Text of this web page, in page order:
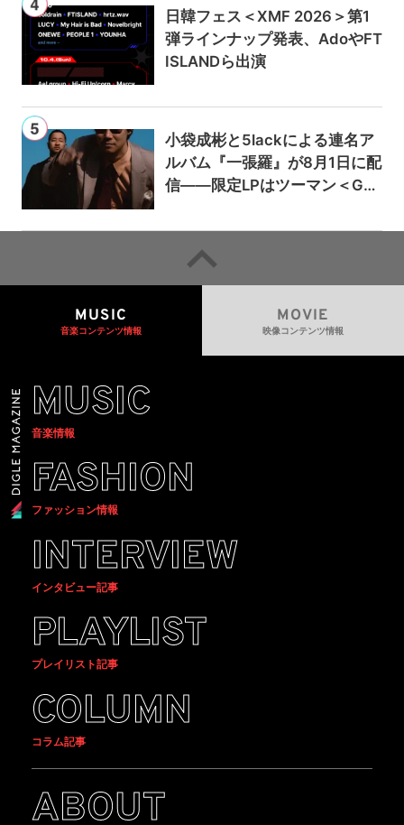
日韓フェス＜XMF 2026＞第1
弾ラインナップ発表、AdoやFT
ISLANDら出演
小袋成彬と5lackによる連名ア
ルバム『一張羅』が8月1日に配
信——限定LPはツーマン＜Gai
MUSIC
音楽コンテンツ情報
MOVIE
映像コンテンツ情報
MUSIC
音楽情報
FASHION
ファッション情報
INTERVIEW
インタビュー記事
PLAYLIST
プレイリスト記事
COLUMN
コラム記事
ABOUT